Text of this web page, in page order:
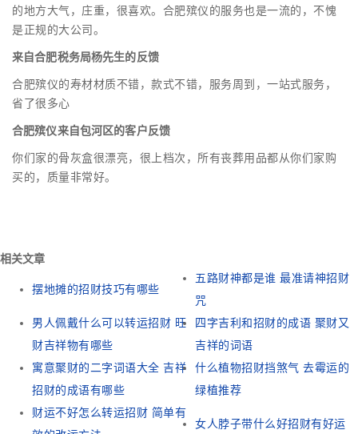
的地方大气，庄重，很喜欢。合肥殡仪的服务也是一流的，不愧
是正规的大公司。
来自合肥税务局杨先生的反馈
合肥殡仪的寿材材质不错，款式不错，服务周到，一站式服务，
省了很多心
合肥殡仪来自包河区的客户反馈
你们家的骨灰盒很漂亮，很上档次，所有丧葬用品都从你们家购
买的，质量非常好。
相关文章
摆地摊的招财技巧有哪些
五路财神都是谁 最准请神招财
咒
男人佩戴什么可以转运招财 旺
财吉祥物有哪些
四字吉利和招财的成语 聚财又
吉祥的词语
寓意聚财的二字词语大全 吉祥
招财的成语有哪些
什么植物招财挡煞气 去霉运的
绿植推荐
财运不好怎么转运招财 简单有
女人脖子带什么好招财有好运